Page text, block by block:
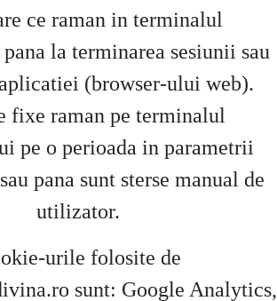
ce raman in terminalul
la terminarea sesiunii sau
(browser-ului web).
fixe raman pe terminalul
pe o perioada in parametrii
pana sunt sterse manual de
utilizator.
urile folosite de
sunt: Google Analytics,